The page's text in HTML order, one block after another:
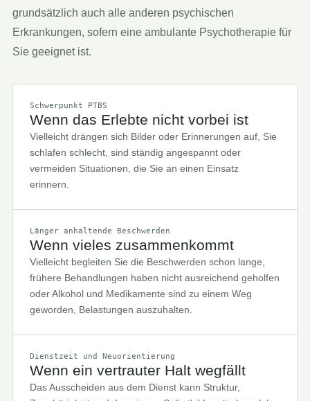
grundsätzlich auch alle anderen psychischen
Erkrankungen, sofern eine ambulante Psychotherapie für
Sie geeignet ist.
Schwerpunkt PTBS
Wenn das Erlebte nicht vorbei ist
Vielleicht drängen sich Bilder oder Erinnerungen auf, Sie
schlafen schlecht, sind ständig angespannt oder
vermeiden Situationen, die Sie an einen Einsatz
erinnern.
Länger anhaltende Beschwerden
Wenn vieles zusammenkommt
Vielleicht begleiten Sie die Beschwerden schon lange,
frühere Behandlungen haben nicht ausreichend geholfen
oder Alkohol und Medikamente sind zu einem Weg
geworden, Belastungen auszuhalten.
Dienstzeit und Neuorientierung
Wenn ein vertrauter Halt wegfällt
Das Ausscheiden aus dem Dienst kann Struktur,